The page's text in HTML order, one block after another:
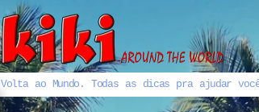
Volta ao Mundo. Todas as dicas pra ajudar